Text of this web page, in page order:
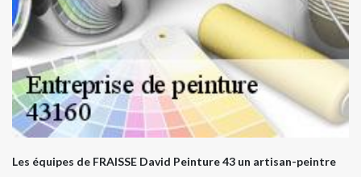
Les équipes de FRAISSE David Peinture 43 un artisan-peintre